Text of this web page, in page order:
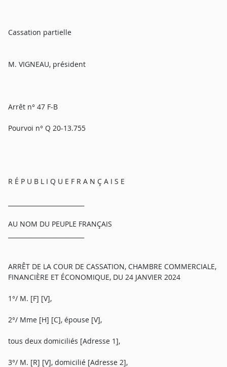
Cassation partielle
M. VIGNEAU, président
Arrêt n° 47 F-B
Pourvoi n° Q 20-13.755
R É P U B L I Q U E F R A N Ç A I S E
AU NOM DU PEUPLE FRANÇAIS
ARRÊT DE LA COUR DE CASSATION, CHAMBRE COMMERCIALE,
FINANCIÈRE ET ÉCONOMIQUE, DU 24 JANVIER 2024
1°/ M. [F] [V],
2°/ Mme [H] [C], épouse [V],
tous deux domiciliés [Adresse 1],
3°/ M. [R] [V], domicilié [Adresse 2],